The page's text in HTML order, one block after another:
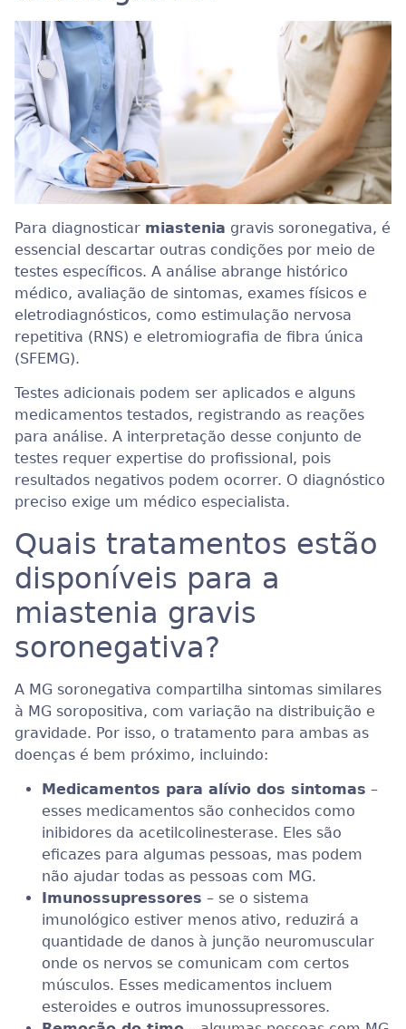
Para diagnosticar miastenia gravis soronegativa, é
essencial descartar outras condições por meio de
testes específicos. A análise abrange histórico
médico, avaliação de sintomas, exames físicos e
eletrodiagnósticos, como estimulação nervosa
repetitiva (RNS) e eletromiografia de fibra única
(SFEMG).
Testes adicionais podem ser aplicados e alguns
medicamentos testados, registrando as reações
para análise. A interpretação desse conjunto de
testes requer expertise do profissional, pois
resultados negativos podem ocorrer. O diagnóstico
preciso exige um médico especialista.
Quais tratamentos estão
disponíveis para a
miastenia gravis
soronegativa?
A MG soronegativa compartilha sintomas similares
à MG soropositiva, com variação na distribuição e
gravidade. Por isso, o tratamento para ambas as
doenças é bem próximo, incluindo:
Medicamentos para alívio dos sintomas –
esses medicamentos são conhecidos como
inibidores da acetilcolinesterase. Eles são
eficazes para algumas pessoas, mas podem
não ajudar todas as pessoas com MG.
Imunossupressores – se o sistema
imunológico estiver menos ativo, reduzirá a
quantidade de danos à junção neuromuscular
onde os nervos se comunicam com certos
músculos. Esses medicamentos incluem
esteroides e outros imunossupressores.